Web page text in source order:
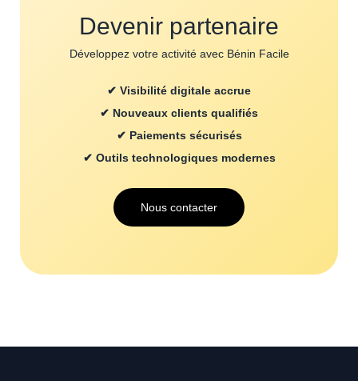
Devenir partenaire
Développez votre activité avec Bénin Facile
✔ Visibilité digitale accrue
✔ Nouveaux clients qualifiés
✔ Paiements sécurisés
✔ Outils technologiques modernes
Nous contacter